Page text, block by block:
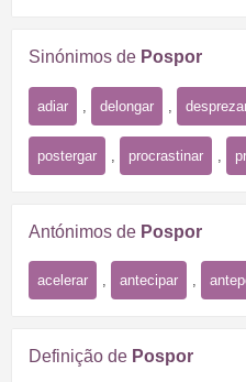
Sinónimos de Pospor
adiar delongar
postergar procrastinar
Antónimos de Pospor
acelerar , antecipar ,
Definição de Pospor